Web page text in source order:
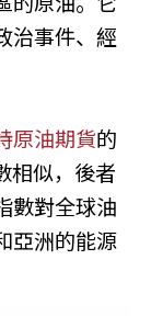
治事件、經
原油期貨的
相似，後者
數對全球油
亞洲的能源